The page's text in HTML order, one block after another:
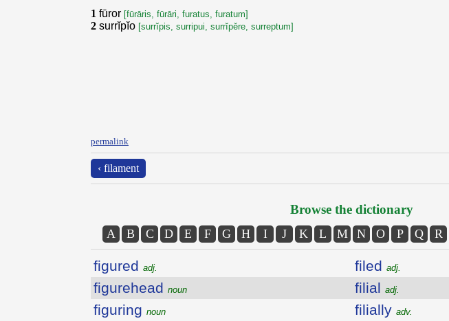
1 fūror [fūrāris, fūrāri, furatus, furatum]
2 surrĭpĭo [surrĭpis, surripui, surrĭpěre, surreptum]
permalink
‹ filament
Browse the dictionary
A B C D E F G H I J K L M N O P Q R
figured adj.
figurehead noun
figuring noun
filed adj.
filial adj.
filially adv.